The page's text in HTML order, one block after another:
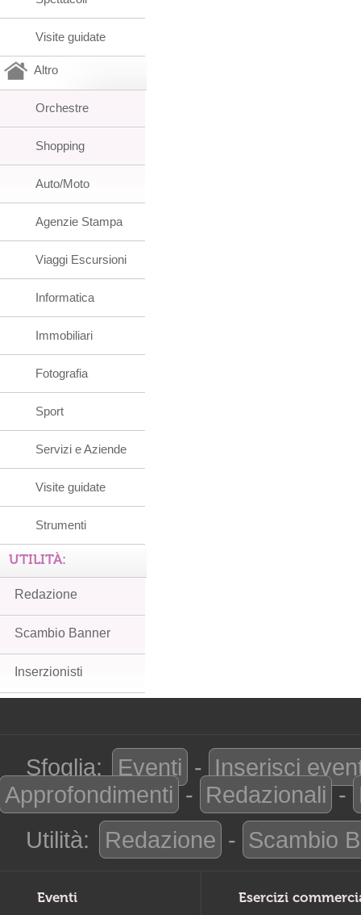
Visite guidate
Altro
Orchestre
Shopping
Auto/Moto
Agenzie Stampa
Viaggi Escursioni
Informatica
Immobiliari
Fotografia
Sport
Servizi e Aziende
Visite guidate
Strumenti
UTILITÀ:
Redazione
Scambio Banner
Inserzionisti
Sfoglia: Eventi - Inserisci
Approfondimenti - Redazionali -
Utilità:
Redazione - Scambio
Eventi Esercizi